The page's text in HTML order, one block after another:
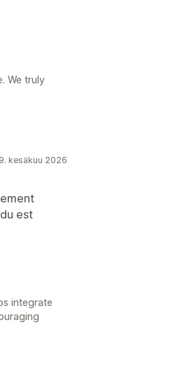
We truly
9. kesäkuu 2026
est
integrate